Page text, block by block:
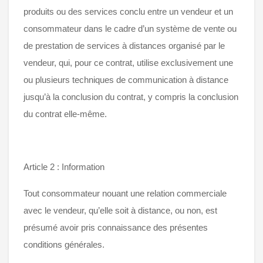
produits ou des services conclu entre un vendeur et un
consommateur dans le cadre d’un système de vente ou
de prestation de services à distances organisé par le
vendeur, qui, pour ce contrat, utilise exclusivement une
ou plusieurs techniques de communication à distance
jusqu’à la conclusion du contrat, y compris la conclusion
du contrat elle-même.
Article 2 : Information
Tout consommateur nouant une relation commerciale
avec le vendeur, qu’elle soit à distance, ou non, est
présumé avoir pris connaissance des présentes
conditions générales.